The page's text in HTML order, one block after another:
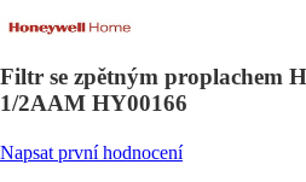
Filtr se zpětným proplachem
1/2AAM HY00166
Napsat první hodnocení